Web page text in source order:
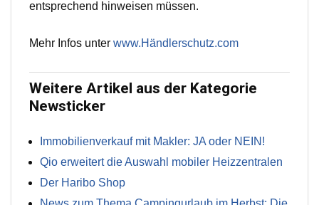
entsprechend hinweisen müssen.
Mehr Infos unter www.Händlerschutz.com
Weitere Artikel aus der Kategorie
Newsticker
Immobilienverkauf mit Makler: JA oder NEIN!
Qio erweitert die Auswahl mobiler Heizzentralen
Der Haribo Shop